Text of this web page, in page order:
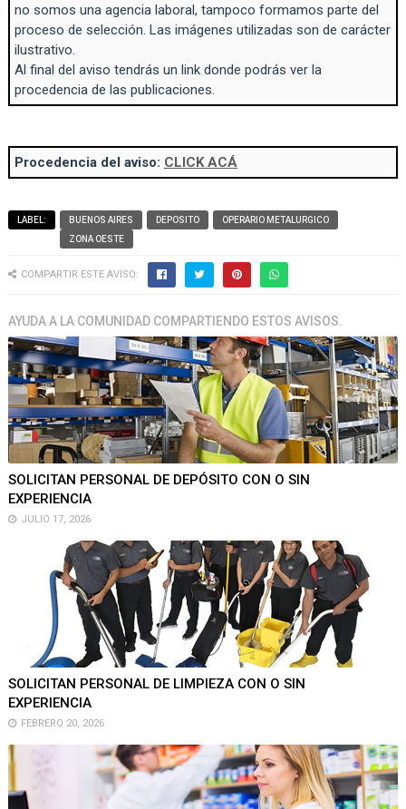
no somos una agencia laboral, tampoco formamos parte del
proceso de selección. Las imágenes utilizadas son de carácter
ilustrativo.
Al final del aviso tendrás un link donde podrás ver la
procedencia de las publicaciones.
Procedencia del aviso: CLICK ACÁ
LABEL: BUENOS AIRES DEPOSITO
OPERARIO METALURGICO
ZONA OESTE
COMPARTIR ESTE AVISO:
AYUDA A LA COMUNIDAD COMPARTIENDO ESTOS AVISOS.
SOLICITAN PERSONAL DE DEPÓSITO CON O SIN
EXPERIENCIA
JULIO 17, 2026
SOLICITAN PERSONAL DE LIMPIEZA CON O SIN
EXPERIENCIA
FEBRERO 20, 2026